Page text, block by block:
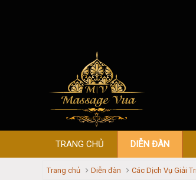
TRANG CHỦ DIỄN ĐÀN
Trang chủ Diễn đàn Các Dịch Vụ Giải